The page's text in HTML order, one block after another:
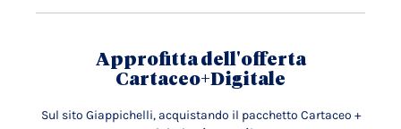
Approfitta dell'offerta
Cartaceo+Digitale
Sul sito Giappichelli, acquistando il pacchetto Cartaceo +